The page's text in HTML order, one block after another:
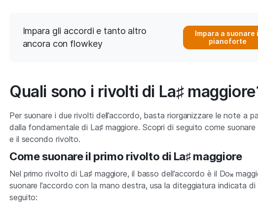
Impara gli accordi e tanto altro
ancora con flowkey
Impara a suonare
pianoforte
Quali sono i rivolti di La♯
Per suonare i due rivolti dell’accordo, basta riorganizzare le note a
dalla fondamentale di La♯ maggiore. Scopri di seguito come suonare
e il secondo rivolto.
Come suonare il primo rivolto di La♯ maggiore
Nel primo rivolto di La♯ maggiore, il basso dell’accordo è il Do𝄪
suonare l’accordo con la mano destra, usa la diteggiatura indicata di
seguito: